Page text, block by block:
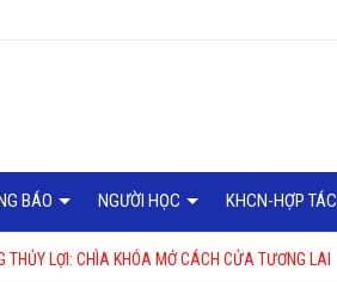
BÁO NGƯỜI HỌC KHCN-HỢP TÁC
THỦY LỢI: CHÌA KHÓA MỞ CÁCH CỬA TƯƠNG LAI